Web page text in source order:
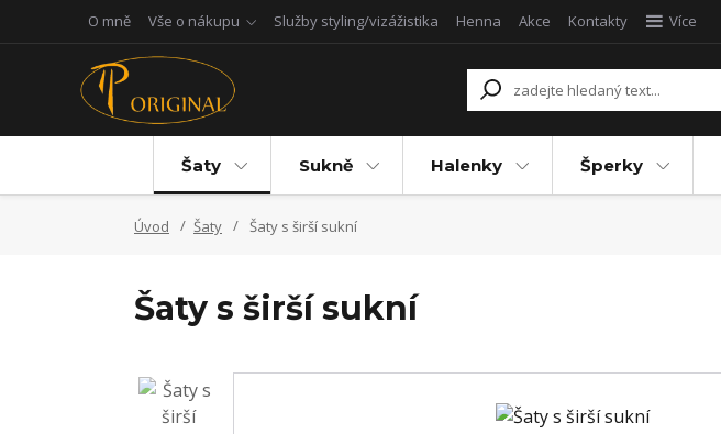
O mně Vše o nákupu Služby styling/vizážistika Henna Akce Kontakty Více
Šaty Sukně Halenky Šperky
Úvod Šaty Šaty s širší sukní
Šaty s širší sukní